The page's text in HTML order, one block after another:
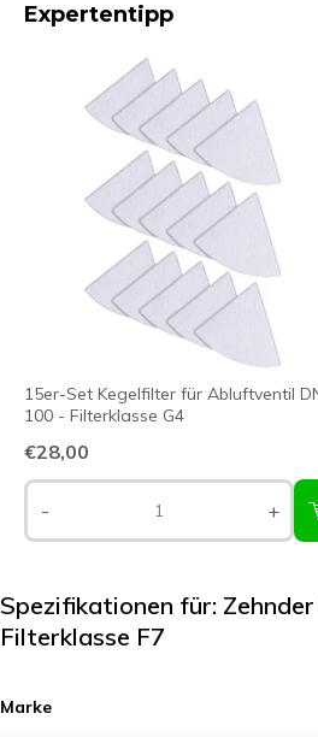
Expertentipp
15er-Set Kegelfilter für Abluftventil
100 - Filterklasse G4
€28,00
- +
Spezifikationen für:
Filterklasse F7
Marke